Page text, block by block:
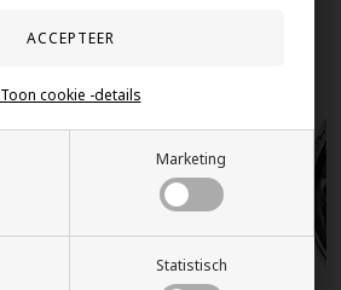
Marketing
Statistisch
Toon cookie -details